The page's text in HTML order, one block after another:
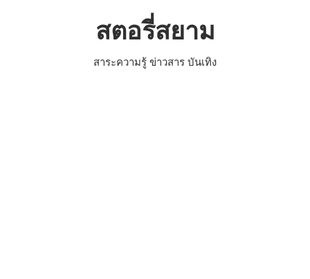
สตอรี่สยาม
สาระความรู้ ข่าวสาร บันเทิง